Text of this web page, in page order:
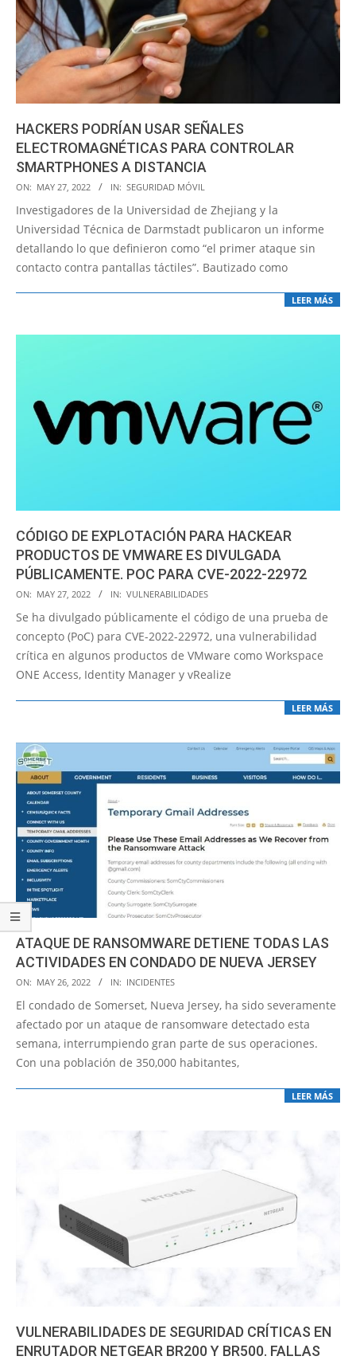
HACKERS PODRÍAN USAR SEÑALES
ELECTROMAGNÉTICAS PARA CONTROLAR
SMARTPHONES A DISTANCIA
2022-
05-
27
ON: MAY 27, 2022 IN: SEGURIDAD MÓVIL
Investigadores de la Universidad de Zhejiang y la
Universidad Técnica de Darmstadt publicaron un informe
detallando lo que definieron como “el primer ataque sin
contacto contra pantallas táctiles”. Bautizado como
LEER MÁS
CÓDIGO DE EXPLOTACIÓN PARA HACKEAR
PRODUCTOS DE VMWARE ES DIVULGADA
PÚBLICAMENTE. POC PARA CVE-2022-22972
2022-
05-
27
ON: MAY 27, 2022 IN: VULNERABILIDADES
Se ha divulgado públicamente el código de una prueba de
concepto (PoC) para CVE-2022-22972, una vulnerabilidad
crítica en algunos productos de VMware como Workspace
ONE Access, Identity Manager y vRealize
LEER MÁS
ATAQUE DE RANSOMWARE DETIENE TODAS LAS
ACTIVIDADES EN CONDADO DE NUEVA JERSEY
2022-
05-
26
ON: MAY 26, 2022 IN: INCIDENTES
El condado de Somerset, Nueva Jersey, ha sido severamente
afectado por un ataque de ransomware detectado esta
semana, interrumpiendo gran parte de sus operaciones.
Con una población de 350,000 habitantes,
LEER MÁS
VULNERABILIDADES DE SEGURIDAD CRÍTICAS EN
ENRUTADOR NETGEAR BR200 Y BR500. FALLAS